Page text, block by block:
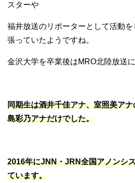
スターや
福井放送のリポーターとして活動
張っていたようですね。
金沢大学を卒業後はMRO北陸放送
同期生は酒井千佳アナ、室照美ア
島彩乃アナだけでした。
2016年にJNN・JRN全国アノンシ
ています。